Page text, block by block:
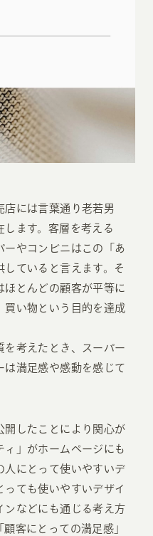
店には言葉通り老若男
ます。客層を考える
ーやコンビニはこの「あ
していると言えます。そ
ほとんどの顧客が平等に
買い物という目的を達成
を考えたとき、スーパー
は満足感や感動を感じて
開したことにより関心が
ィ」がホームページにも
人にとって使いやすいデ
ても使いやすいデザイ
ンなどにも通じる考え方
客にとっての満足感」